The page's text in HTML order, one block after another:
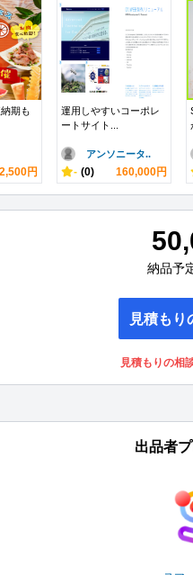
期も
2,500円
運用しやすいコーポレ
ートサイト...
アンソニータ..
- (0) 160,000円
納品予
見積もり
見積もりの相
出品者